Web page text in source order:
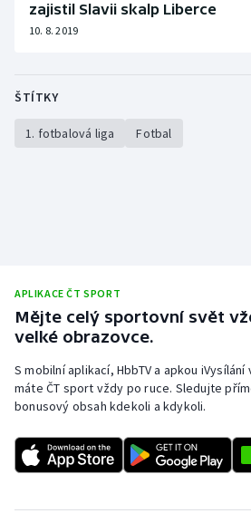
Moderní pětiboj
Olympijské hry
Rychlobruslení
Rychlostní kanoistika
Short track
Sportovní střelba
zajistil Slavii skalp Liberce
10. 8. 2019
ŠTÍTKY
1. fotbalová liga Fotbal
APLIKACE ČT SPORT
Mějte celý sportovní svět
velké obrazovce.
S mobilní aplikací, HbbTV a apkou
máte ČT sport vždy po ruce. Sledujte
bonusový obsah kdekoli a kdykoli.